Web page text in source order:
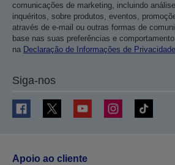
comunicações de marketing, incluindo
inquéritos, sobre produtos, eventos,
através de e-mail ou outras formas de
base nas suas preferências e
na Declaração de Informações de
Siga-nos
Apoio ao cliente